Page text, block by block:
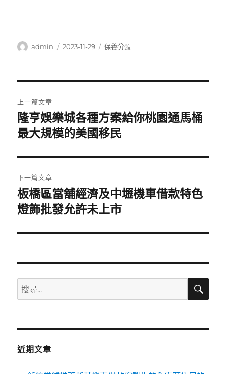
作
admin
發
2023-11-29
分
保養分類
章
導
覽
上一篇文章
上
一
文
章:
隆亨娛樂城各種方案給你桃園通馬桶
最大規模的美國移民
下一篇文章
下
一
文
板橋區當舖經濟及中壢機車借款特色
燈飾批發允許未上市
搜
尋
鍵
搜
近期文章